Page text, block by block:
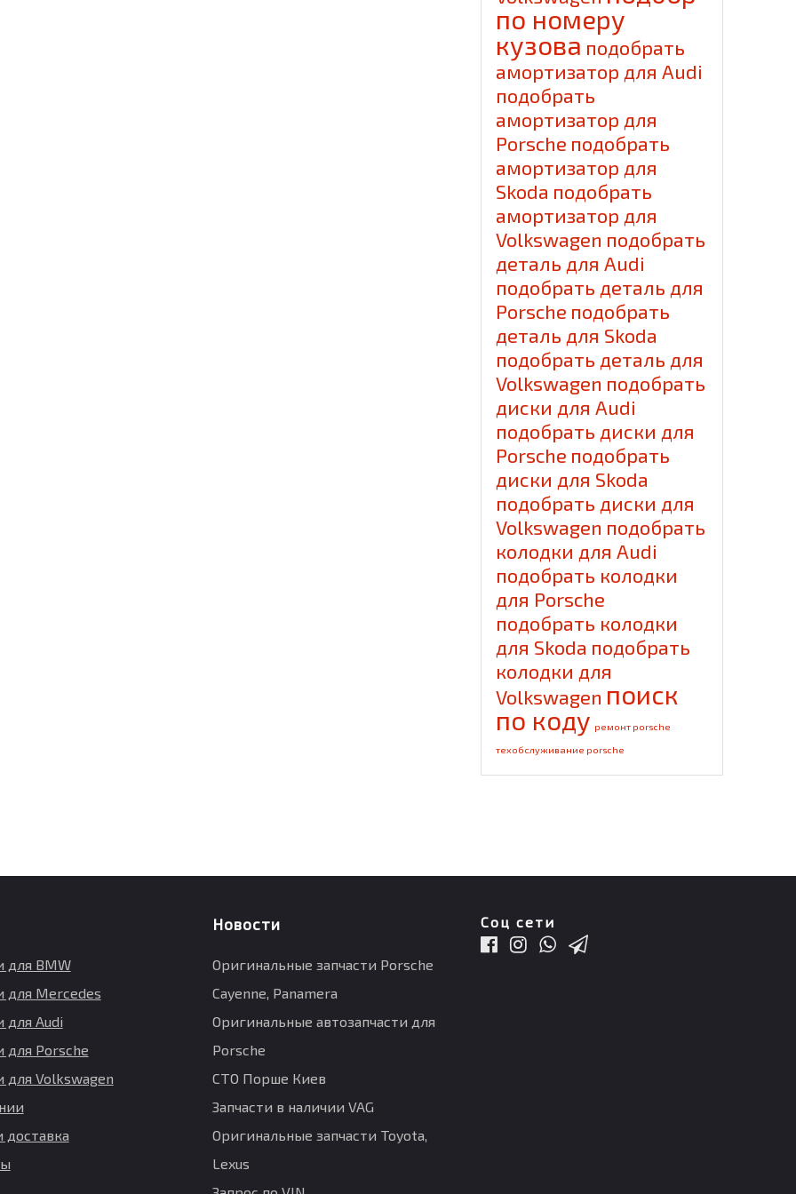
по номеру
кузова подобрать
амортизатор для Audi
подобрать
амортизатор для
Porsche подобрать
амортизатор для
Skoda подобрать
амортизатор для
Volkswagen подобрать
деталь для Audi
подобрать деталь для
Porsche подобрать
деталь для Skoda
подобрать деталь для
Volkswagen подобрать
диски для Audi
подобрать диски для
Porsche подобрать
диски для Skoda
подобрать диски для
Volkswagen подобрать
колодки для Audi
подобрать колодки
для Porsche
подобрать колодки
для Skoda подобрать
колодки для
Volkswagen поиск
по коду ремонт porsche
техобслуживание porsche
для BMW
для Mercedes
для Audi
для Porsche
для Volkswagen
доставка
Новости
Оригинальные запчасти Porsche
Cayenne, Panamera
Оригинальные автозапчасти для
Porsche
СТО Порше Киев
Запчасти в наличии VAG
Оригинальные запчасти Toyota,
Lexus
Соц сети